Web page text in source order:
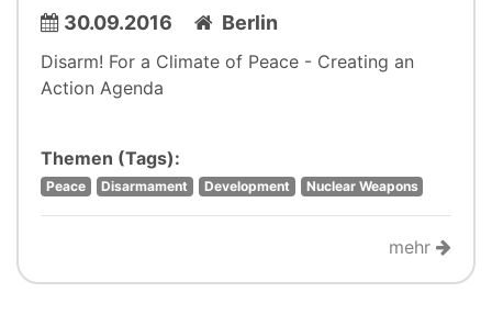
30.09.2016 Berlin
Disarm! For a Climate of Peace - Creating an
Action Agenda
Themen (Tags):
Peace Disarmament Development Nuclear Weapons
mehr